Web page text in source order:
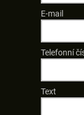
E-mail
Telefonní
Text